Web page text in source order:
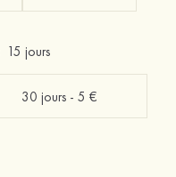
15 jours
30 jours - 5 €